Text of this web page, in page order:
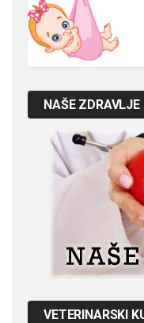
NAŠE ZDRAVLJE
VETERINARSKI